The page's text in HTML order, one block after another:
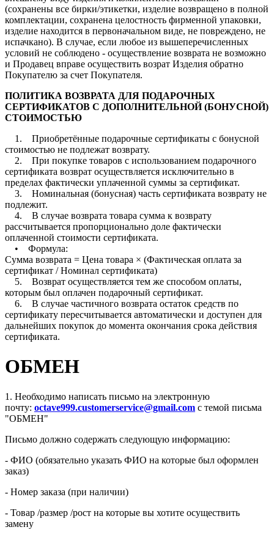
(сохранены все бирки/этикетки, изделие возвращено в полной
комплектации, сохранена целостность фирменной упаковки,
изделие находится в первоначальном виде, не повреждено, не
испачкано). В случае, если любое из вышеперечисленных
условий не соблюдено - осуществление возврата не возможно
и Продавец вправе осуществить возрат Изделия обратно
Покупателю за счет Покупателя.
ПОЛИТИКА ВОЗВРАТА ДЛЯ ПОДАРОЧНЫХ
СЕРТИФИКАТОВ С ДОПОЛНИТЕЛЬНОЙ (БОНУСНОЙ)
СТОИМОСТЬЮ
1. Приобретённые подарочные сертификаты с бонусной
стоимостью не подлежат возврату.
2. При покупке товаров с использованием подарочного
сертификата возврат осуществляется исключительно в
пределах фактически уплаченной суммы за сертификат.
3. Номинальная (бонусная) часть сертификата возврату не
подлежит.
4. В случае возврата товара сумма к возврату
рассчитывается пропорционально доле фактически
оплаченной стоимости сертификата.
• Формула:
Сумма возврата = Цена товара × (Фактическая оплата за
сертификат / Номинал сертификата)
5. Возврат осуществляется тем же способом оплаты,
которым был оплачен подарочный сертификат.
6. В случае частичного возврата остаток средств по
сертификату пересчитывается автоматически и доступен для
дальнейших покупок до момента окончания срока действия
сертификата.
ОБМЕН
1. Необходимо написать письмо на электронную
почту: octave999.customerservice@gmail.com с темой письма
"ОБМЕН"
Письмо должно содержать следующую информацию:
- ФИО (обязательно указать ФИО на которые был оформлен
заказ)
- Номер заказа (при наличии)
- Товар /размер /рост на которые вы хотите осуществить
замену